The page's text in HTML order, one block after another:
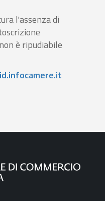
l'assenza di
è ripudiabile
id.infocamere.it